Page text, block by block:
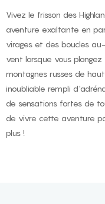
Vivez le frisson des
aventure exaltante en
virages et des boucles
vent lorsque vous
montagnes russes de
inoubliable rempli
de sensations fortes de
de vivre cette aventure
plus !